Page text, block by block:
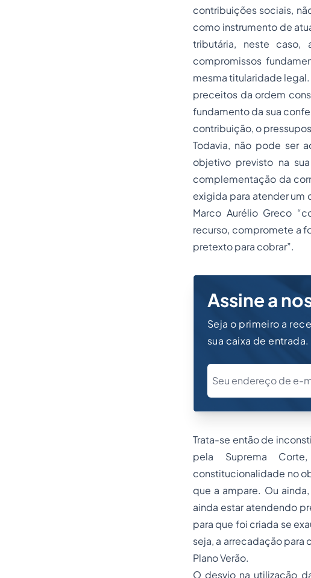
contribuições sociais,
como instrumento de
tributária, neste caso,
compromissos
mesma titularidade
preceitos da ordem
fundamento da sua
contribuição, o
Todavia, não pode ser
objetivo previsto na
complementação da
exigida para atender um
Marco Aurélio Greco
recurso, compromete a
pretexto para cobrar”.
Assine a
Seja o primeiro a
sua caixa de entrada.
Trata-se então de
pela Suprema
constitucionalidade no
que a ampare. Ou
ainda estar atendendo
para que foi criada se
seja, a arrecadação para
Plano Verão.
O desvio na utilização